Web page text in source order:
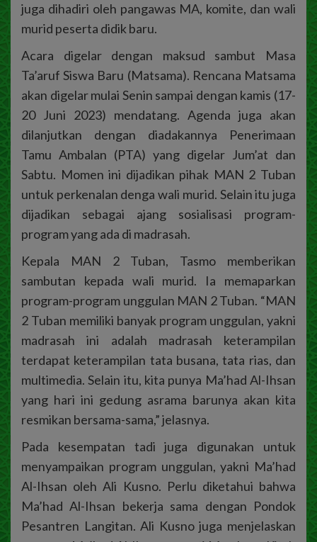
juga dihadiri oleh pangawas MA, komite, dan wali
murid peserta didik baru.
Acara digelar dengan maksud sambut Masa
Ta’aruf Siswa Baru (Matsama). Rencana Matsama
akan digelar mulai Senin sampai dengan kamis (17-
20 Juni 2023) mendatang. Agenda juga akan
dilanjutkan dengan diadakannya Penerimaan
Tamu Ambalan (PTA) yang digelar Jum’at dan
Sabtu. Momen ini dijadikan pihak MAN 2 Tuban
untuk perkenalan denga wali murid. Selain itu juga
dijadikan sebagai ajang sosialisasi program-
program yang ada di madrasah.
Kepala MAN 2 Tuban, Tasmo memberikan
sambutan kepada wali murid. Ia memaparkan
program-program unggulan MAN 2 Tuban. “MAN
2 Tuban memiliki banyak program unggulan, yakni
madrasah ini adalah madrasah keterampilan
terdapat keterampilan tata busana, tata rias, dan
multimedia. Selain itu, kita punya Ma’had Al-Ihsan
yang hari ini gedung asrama barunya akan kita
resmikan bersama-sama,” jelasnya.
Pada kesempatan tadi juga digunakan untuk
menyampaikan program unggulan, yakni Ma’had
Al-Ihsan oleh Ali Kusno. Perlu diketahui bahwa
Ma’had Al-Ihsan bekerja sama dengan Pondok
Pesantren Langitan. Ali Kusno juga menjelaskan